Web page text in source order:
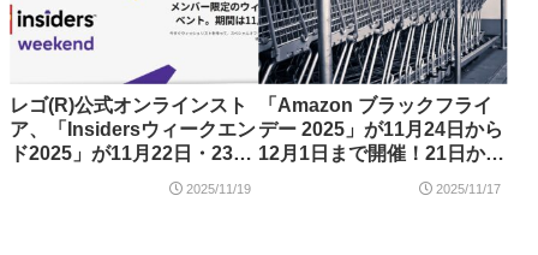
レゴ(R)公式オンラインスト
ア、「Insidersウィークエン
ド2025」が11月22日・23日
に開催！ブラックフライデ
ーとサイバーマンデーセー
2025/11/19
「Amazon ブラックフライ
デー 2025」が11月24日から
12月1日まで開催！21日から
2025/11/17